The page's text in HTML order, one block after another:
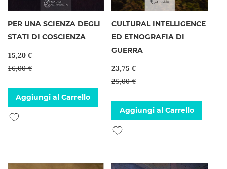
PER UNA SCIENZA DEGLI
STATI DI COSCIENZA
15,20 €
16,00 €
Aggiungi al Carrello
Aggiungi alla lista desideri
CULTURAL INTELLIGENCE
ED ETNOGRAFIA DI
GUERRA
23,75 €
25,00 €
Aggiungi al Carrello
Aggiungi alla lista desideri